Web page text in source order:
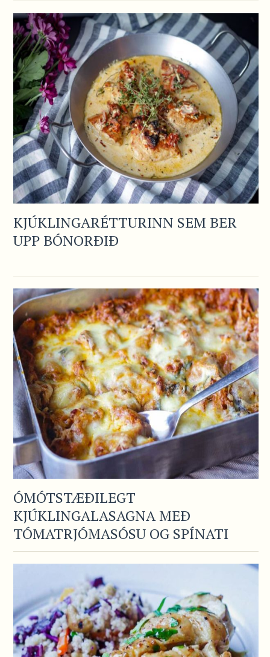
KJÚKLINGARÉTTURINN SEM BER
UPP BÓNORÐIÐ
ÓMÓTSTÆÐILEGT
KJÚKLINGALASAGNA MEÐ
TÓMATRJÓMASÓSU OG SPÍNATI